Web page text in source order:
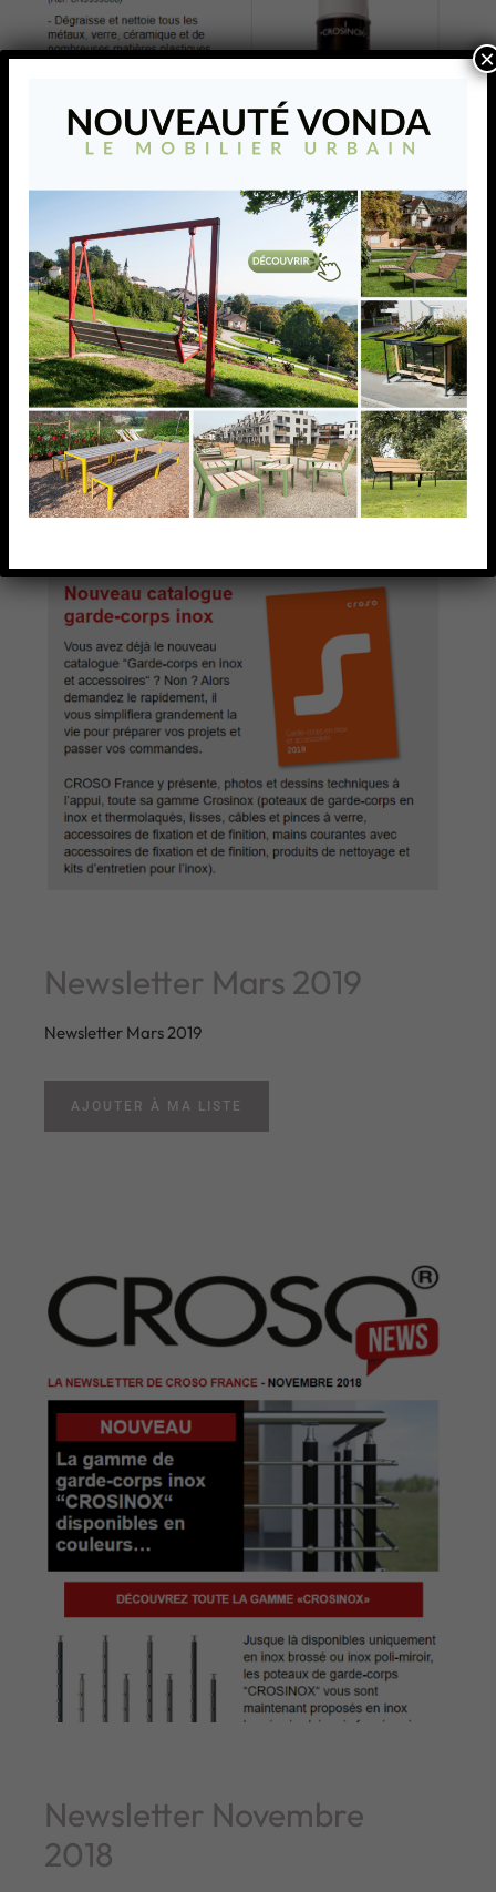
Newsletter Avril 2019
AJOUTER À MA LISTE
Newsletter Mars 2019
Newsletter Mars 2019
AJOUTER À MA LISTE
Newsletter Novembre
2018
×